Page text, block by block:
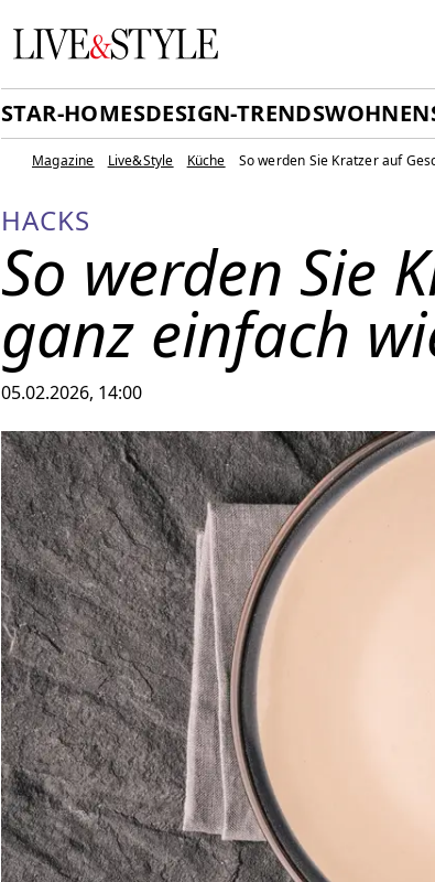
STAR-HOMESDESIGN-TRENDSWOHNEN
Magazine Live&Style Küche So werden Sie Kratzer auf
HACKS
So werden Sie
ganz einfach
05.02.2026, 14:00